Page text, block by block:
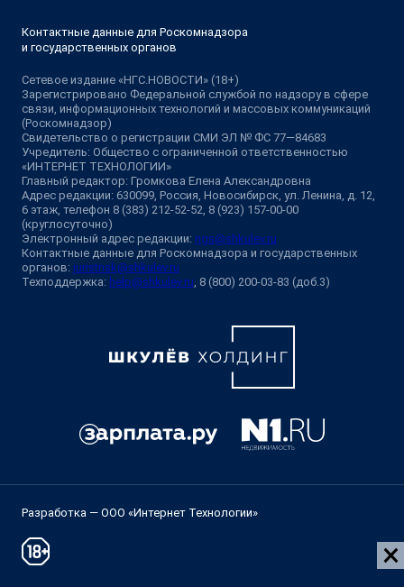
Контактные данные для Роскомнадзора
и государственных органов
Сетевое издание «НГС.НОВОСТИ» (18+)
Зарегистрировано Федеральной службой по надзору в сфере
связи, информационных технологий и массовых коммуникаций
(Роскомнадзор)
Свидетельство о регистрации СМИ ЭЛ № ФС 77—84683
Учредитель: Общество с ограниченной ответственностью
«ИНТЕРНЕТ ТЕХНОЛОГИИ»
Главный редактор: Громкова Елена Александровна
Адрес редакции: 630099, Россия, Новосибирск, ул. Ленина, д. 12,
6 этаж, телефон 8 (383) 212-52-52, 8 (923) 157-00-00
(круглосуточно)
Электронный адрес редакции: ngs@shkulev.ru
Контактные данные для Роскомнадзора и государственных
органов: juristnsk@shkulev.ru
Техподдержка: help@shkulev.ru , 8 (800) 200-03-83 (доб.3)
Разработка — ООО «Интернет Технологии»